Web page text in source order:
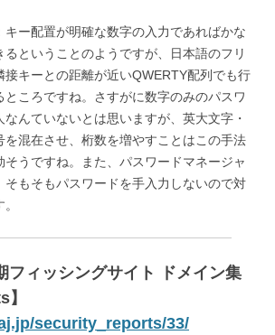
キー配置が明確な数字の入力であればかな
るということのようですが、日本語のフリ
接キーとの距離が近いQWERTY配列でも行
ところですね。さすがに数字のみのパスワ
んていないとは思いますが、英大文字・
を混在させ、桁数を増やすことはこの手法
そうですね。また、パスワードマネージャ
そもそもパスワードを手入力しないので対
ィッシングサイト ドメイン集
security_reports/33/